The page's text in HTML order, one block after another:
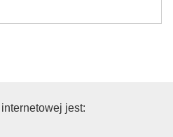
Uniijest: